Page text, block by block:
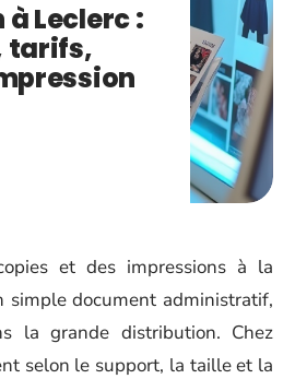
Leclerc :
tarifs,
et des impressions à la
simple document administratif,
la grande distribution. Chez
selon le support, la taille et la